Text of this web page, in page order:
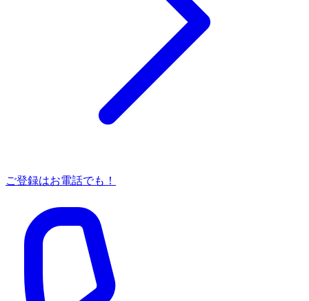
ご登録はお電話でも！